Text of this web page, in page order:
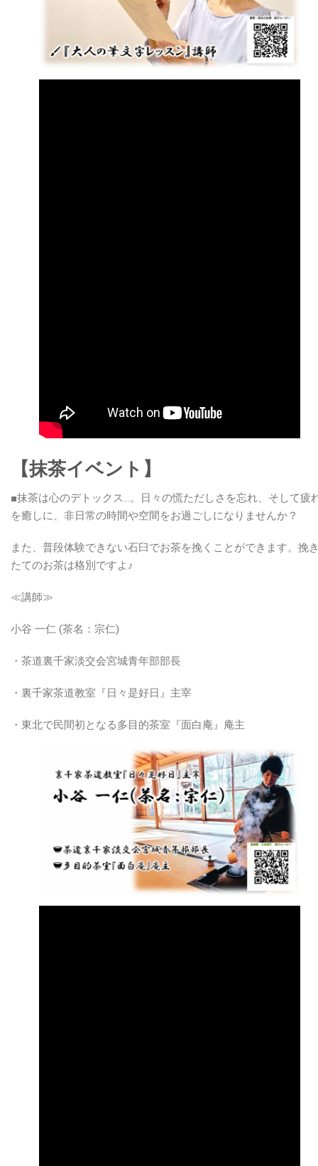
【抹茶イベント】
■抹茶は心のデトックス…。日々の慌ただしさを忘れ、そして疲
を癒しに、非日常の時間や空間をお過ごしになりませんか？
また、普段体験できない石臼でお茶を挽くことができます。挽
たてのお茶は格別ですよ♪
≪講師≫
小谷 一仁 (茶名：宗仁)
・茶道裏千家淡交会宮城青年部部長
・裏千家茶道教室『日々是好日』主宰
・東北で民間初となる多目的茶室『面白庵』庵主